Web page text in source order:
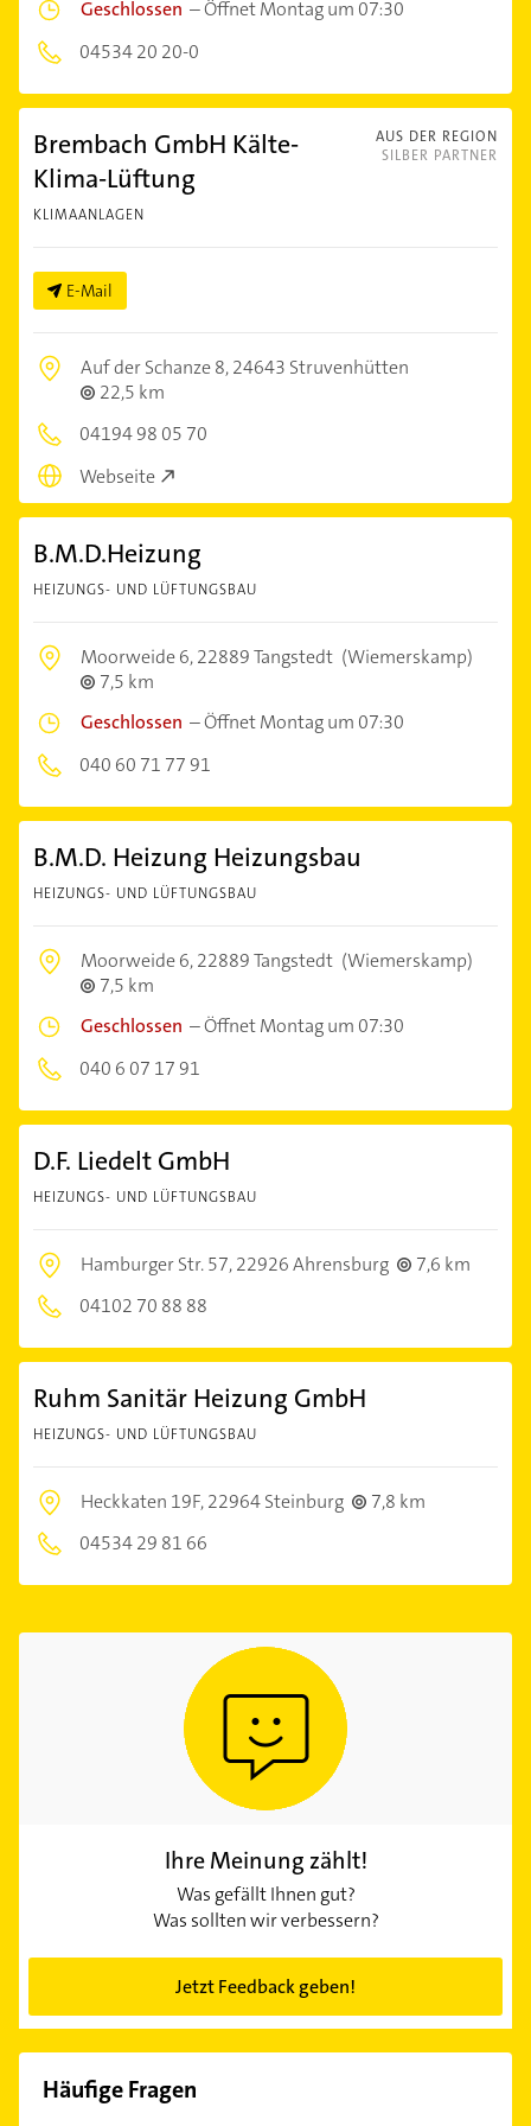
Geschlossen –Öffnet Montag um 07:30
04534 20 20-0
AUS DER REGION
SILBER PARTNER
Brembach GmbH Kälte-
Klima-Lüftung
KLIMAANLAGEN
E-Mail
Auf der Schanze 8,24643 Struvenhütten
22,5 km
04194 98 05 70
Webseite
B.M.D.Heizung
HEIZUNGS- UND LÜFTUNGSBAU
Moorweide 6,22889 Tangstedt (Wiemerskamp)
7,5 km
Geschlossen –Öffnet Montag um 07:30
040 60 71 77 91
B.M.D. Heizung Heizungsbau
HEIZUNGS- UND LÜFTUNGSBAU
Moorweide 6,22889 Tangstedt (Wiemerskamp)
7,5 km
Geschlossen –Öffnet Montag um 07:30
040 6 07 17 91
D.F. Liedelt GmbH
HEIZUNGS- UND LÜFTUNGSBAU
Hamburger Str. 57,22926 Ahrensburg
7,6 km
04102 70 88 88
Ruhm Sanitär Heizung GmbH
HEIZUNGS- UND LÜFTUNGSBAU
Heckkaten 19F,22964 Steinburg
7,8 km
04534 29 81 66
Ihre Meinung zählt!
Was gefällt Ihnen gut?
Was sollten wir verbessern?
Jetzt Feedback geben!
Häufige Fragen